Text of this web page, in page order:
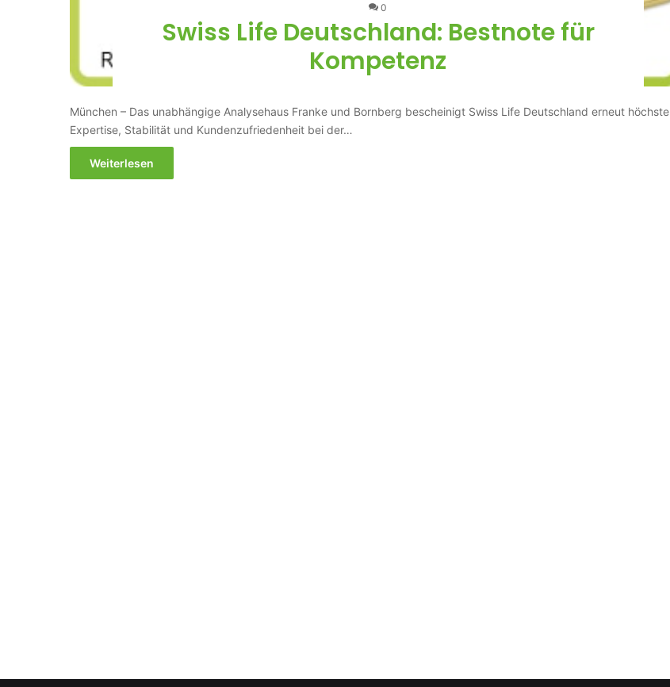
0
Swiss Life Deutschland: Bestnote für
Kompetenz
München – Das unabhängige Analysehaus Franke und Bornberg bescheinigt Swiss Life Deutschland erneut höchste
Expertise, Stabilität und Kundenzufriedenheit bei der…
Weiterlesen